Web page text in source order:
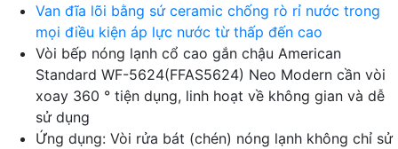
Van đĩa lõi bằng sứ ceramic chống rò rỉ nước trong
mọi điều kiện áp lực nước từ thấp đến cao
Vòi bếp nóng lạnh cổ cao gắn chậu American
Standard WF-5624(FFAS5624) Neo Modern cần vòi
xoay 360 ° tiện dụng, linh hoạt về không gian và dễ
sử dụng
Ứng dụng: Vòi rửa bát (chén) nóng lạnh không chỉ sử